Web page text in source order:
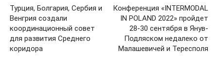
Турция, Болгария, Сербия и
Венгрия создали
координационный совет
для развития Среднего
коридора
Конференция «INTERMODAL
IN POLAND 2022» пройдет
28-30 сентября в Янув-
Подляском недалеко от
Малашевичей и Тересполя